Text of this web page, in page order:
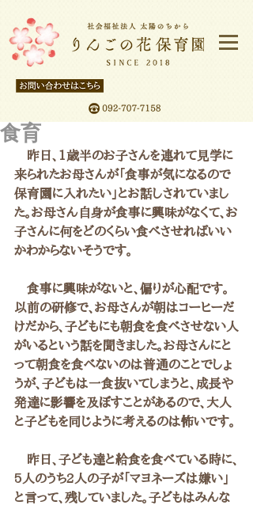
食育
昨日、1歳半のお子さんを連れて見学に
来られたお母さんが「食事が気になるので
保育園に入れたい」とお話しされていまし
た。お母さん自身が食事に興味がなくて、お
子さんに何をどのくらい食べさせればいい
かわからないそうです。
食事に興味がないと、偏りが心配です。
以前の研修で、お母さんが朝はコーヒーだ
けだから、子どもにも朝食を食べさせない人
がいるという話を聞きました。お母さんにと
って朝食を食べないのは普通のことでしょ
うが、子どもは一食抜いてしまうと、成長や
発達に影響を及ぼすことがあるので、大人
と子どもを同じように考えるのは怖いです。
昨日、子ども達と給食を食べている時に、
5人のうち2人の子が「マヨネーズは嫌い」
と言って、残していました。子どもはみんな